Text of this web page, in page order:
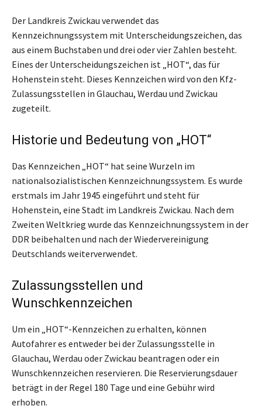
Der Landkreis Zwickau verwendet das
Kennzeichnungssystem mit Unterscheidungszeichen, das
aus einem Buchstaben und drei oder vier Zahlen besteht.
Eines der Unterscheidungszeichen ist „HOT“, das für
Hohenstein steht. Dieses Kennzeichen wird von den Kfz-
Zulassungsstellen in Glauchau, Werdau und Zwickau
zugeteilt.
Historie und Bedeutung von „HOT“
Das Kennzeichen „HOT“ hat seine Wurzeln im
nationalsozialistischen Kennzeichnungssystem. Es wurde
erstmals im Jahr 1945 eingeführt und steht für
Hohenstein, eine Stadt im Landkreis Zwickau. Nach dem
Zweiten Weltkrieg wurde das Kennzeichnungssystem in der
DDR beibehalten und nach der Wiedervereinigung
Deutschlands weiterverwendet.
Zulassungsstellen und
Wunschkennzeichen
Um ein „HOT“-Kennzeichen zu erhalten, können
Autofahrer es entweder bei der Zulassungsstelle in
Glauchau, Werdau oder Zwickau beantragen oder ein
Wunschkennzeichen reservieren. Die Reservierungsdauer
beträgt in der Regel 180 Tage und eine Gebühr wird
erhoben.